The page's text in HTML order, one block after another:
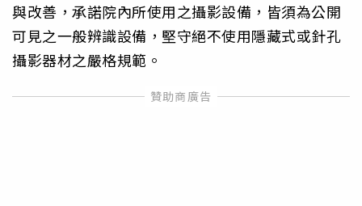
與改善，承諾院內所使用之攝影設備，皆須為公開
可見之一般辨識設備，堅守絕不使用隱藏式或針孔
攝影器材之嚴格規範。